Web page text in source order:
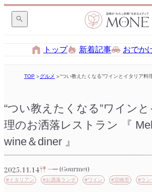
トップ 新着記事 おでか
TOP グルメ “つい教えたくなる”ワインとイタリア
“つい教えたくなる”ワイン
理のお洒落レストラン 『
wine＆diner 』
2025.11.14 (Gourmet)
#イタリアン #お洒落ランチ #ワイン #宮崎市 #ラン